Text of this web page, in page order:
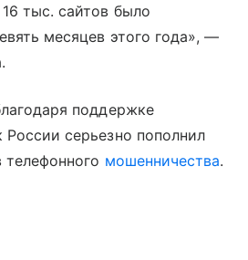
тыс. сайтов было
месяцев этого года», —
поддержке
России серьезно пополнил
мошенничества.